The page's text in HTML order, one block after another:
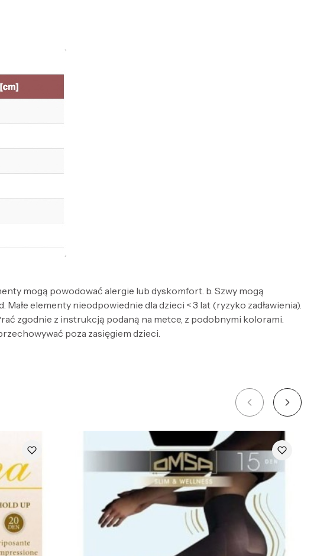
mogą powodować alergie lub dyskomfort. b. Szwy mogą
elementy nieodpowiednie dla dzieci < 3 lat (ryzyko zadławienia).
zgodnie z instrukcją podaną na metce, z podobnymi kolorami.
poza zasięgiem dzieci.